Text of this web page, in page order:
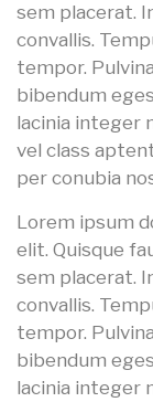
sem placerat.
convallis.
tempor.
bibendum
lacinia integer
vel class
per conubia
Lorem ipsum
elit. Quisque
sem placerat.
convallis.
tempor.
bibendum
lacinia integer